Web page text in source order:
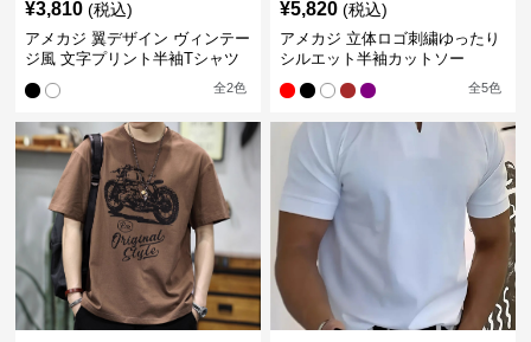
¥3,810 (税込)
アメカジ 翼デザイン ヴィンテー
ジ風 文字プリント半袖Tシャツ
全2色
¥5,820 (税込)
アメカジ 立体ロゴ刺繍ゆったり
シルエット半袖カットソー
全5色